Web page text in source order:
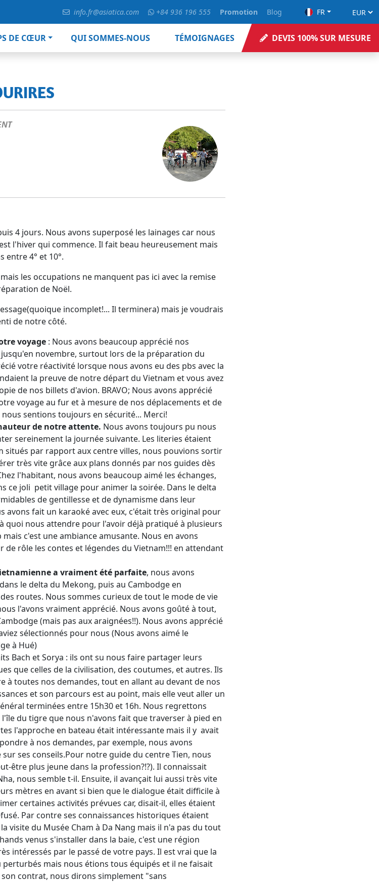
info.fr@asiatica.com +84 936 196 555 Promotion Blog FR
DE CŒUR QUI SOMMES-NOUS TÉMOIGNAGES DEVIS 100% SUR MESURE
4 jours. Nous avons superposé les lainages car nous
l'hiver qui commence. Il fait beau heureusement mais
entre 4° et 10°.
les occupations ne manquent pas ici avec la remise
de Noël.
incomplet!... Il terminera) mais je voudrais
de notre côté.
voyage : Nous avons beaucoup apprécié nos
novembre, surtout lors de la préparation du
votre réactivité lorsque nous avons eu des pbs avec la
la preuve de notre départ du Vietnam et vous avez
de nos billets d'avion. BRAVO; Nous avons apprécié
voyage au fur et à mesure de nos déplacements et de
sentions toujours en sécurité... Merci!
de notre attente. Nous avons toujours pu nous
sereinement la journée suivante. Les literies étaient
situés par rapport aux centre villes, nous pouvions sortir
très vite grâce aux plans donnés par nos guides dès
l'habitant, nous avons beaucoup aimé les échanges,
ce joli petit village pour animer la soirée. Dans le delta
de gentillesse et de dynamisme dans leur
avons fait un karaoké avec eux, c'était très original pour
quoi nous attendre pour l'avoir déjà pratiqué à plusieurs
c'est une ambiance amusante. Nous en avons
rôle les contes et légendes du Vietnam!!! en attendant
a vraiment été parfaite, nous avons
le delta du Mekong, puis au Cambodge en
routes. Nous sommes curieux de tout le mode de vie
l'avons vraiment apprécié. Nous avons goûté à tout,
(mais pas aux araignées!!). Nous avons apprécié
sélectionnés pour nous (Nous avons aimé le
à Hué)
Bach et Sorya : ils ont su nous faire partager leurs
que celles de la civilisation, des coutumes, et autres. Ils
à toutes nos demandes, tout en allant au devant de nos
et son parcours est au point, mais elle veut aller un
terminées entre 15h30 et 16h. Nous regrettons
du tigre que nous n'avons fait que traverser à pied en
l'approche en bateau était intéressante mais il y avait
à nos demandes, par exemple, nous avons
ses conseils.Pour notre guide du centre Tien, nous
être plus jeune dans la profession?!?). Il connaissait
nous semble t-il. Ensuite, il avançait lui aussi très vite
mètres en avant si bien que le dialogue était difficile à
certaines activités prévues car, disait-il, elles étaient
Par contre ses connaissances historiques étaient
visite du Musée Cham à Da Nang mais il n'a pas du tout
venus s'installer dans la baie, c'est une région
intéressés par le passé de votre pays. Il est vrai que la
mais nous étions tous équipés et il ne faisait
contrat, nous dirons simplement "sans